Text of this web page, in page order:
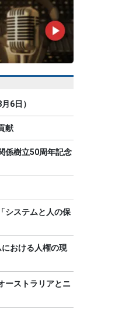
6日）
献
係樹立50周年記念
システムと人の保
おける人権の現
ーストラリアとニ